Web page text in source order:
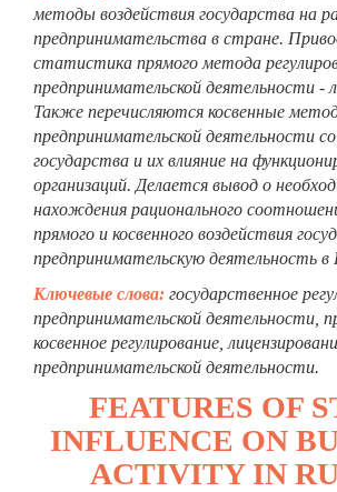
методы воздействия государства на
предпринимательства в стране.
статистика прямого метода
предпринимательской деятельности -
Также перечисляются косвенные
предпринимательской деятельности
государства и их влияние на
организаций. Делается вывод о
нахождения рационального
прямого и косвенного воздействия
предпринимательскую деятельность в
Ключевые слова: государственное
предпринимательской деятельности,
косвенное регулирование,
предпринимательской деятельности.
FEATURES OF
INFLUENCE ON
ACTIVITY IN